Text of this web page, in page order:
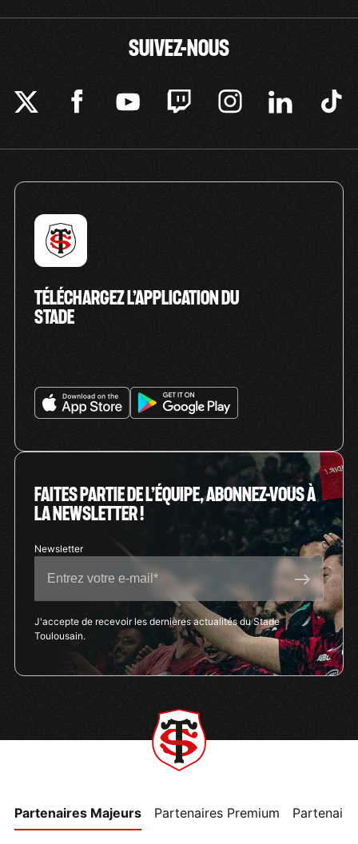
SUIVEZ-NOUS
TÉLÉCHARGEZ L’APPLICATION DU
STADE
FAITES PARTIE DE L’ÉQUIPE, ABONNEZ-VOUS À
LA NEWSLETTER !
J'accepte de recevoir les dernières actualités du Stade
Toulousain.
Partenaires Majeurs Partenaires Premium